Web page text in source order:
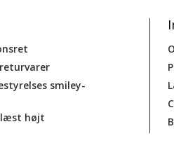
smiley-
læst højt